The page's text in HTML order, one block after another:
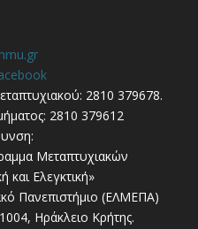
2810 379678.
2810 379612
Μεταπτυχιακών
και Ελεγκτική»
Πανεπιστήμιο (ΕΛΜΕΠΑ)
Ηράκλειο Κρήτης.